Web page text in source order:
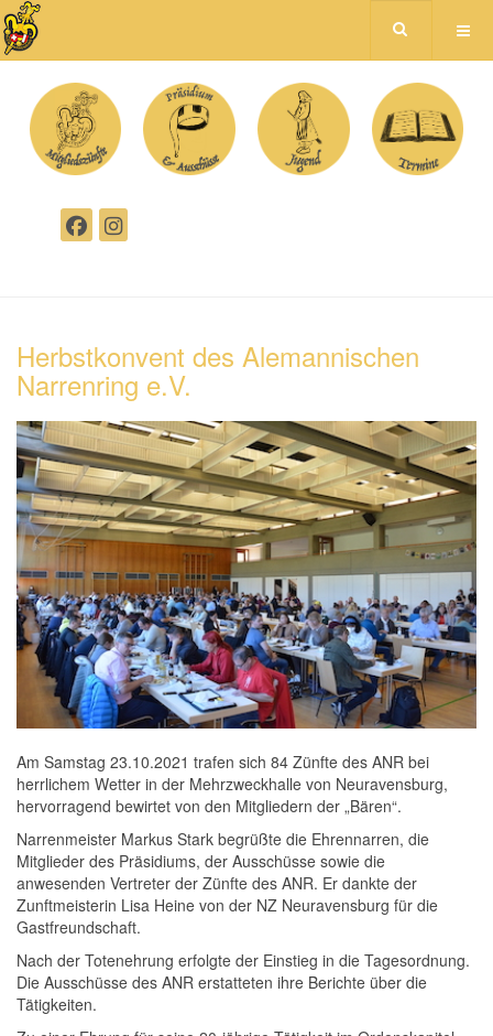
Herbstkonvent des Alemannischen
Narrenring e.V.
Am Samstag 23.10.2021 trafen sich 84 Zünfte des ANR bei
herrlichem Wetter in der Mehrzweckhalle von Neuravensburg,
hervorragend bewirtet von den Mitgliedern der „Bären“.
Narrenmeister Markus Stark begrüßte die Ehrennarren, die
Mitglieder des Präsidiums, der Ausschüsse sowie die
anwesenden Vertreter der Zünfte des ANR. Er dankte der
Zunftmeisterin Lisa Heine von der NZ Neuravensburg für die
Gastfreundschaft.
Nach der Totenehrung erfolgte der Einstieg in die Tagesordnung.
Die Ausschüsse des ANR erstatteten ihre Berichte über die
Tätigkeiten.